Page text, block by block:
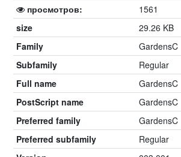
просмотров:
1561
size
29.26 KB
Family
GardensC
Subfamily
Regular
Full name
GardensC
PostScript name
GardensC
Preferred family
GardensC
Preferred subfamily
Regular